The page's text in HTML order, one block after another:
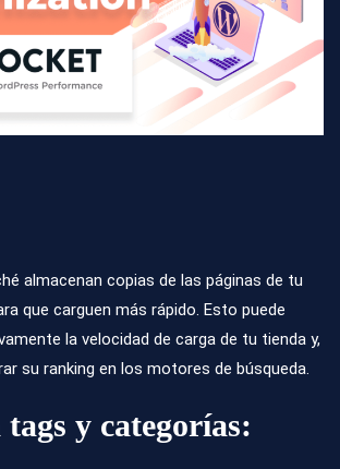
almacenan copias de las páginas de tu
que carguen más rápido. Esto puede
la velocidad de carga de tu tienda y,
su ranking en los motores de búsqueda.
y categorías: